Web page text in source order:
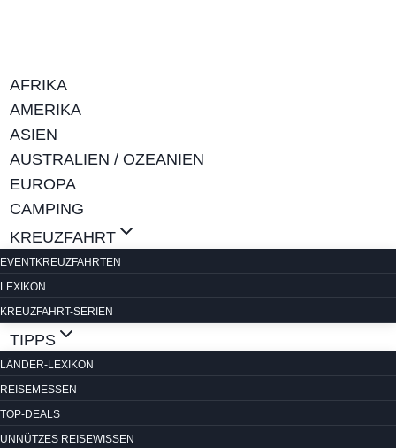
AFRIKA
AMERIKA
ASIEN
AUSTRALIEN / OZEANIEN
EUROPA
CAMPING
KREUZFAHRT
EVENTKREUZFAHRTEN
LEXIKON
KREUZFAHRT-SERIEN
TIPPS
LÄNDER-LEXIKON
REISEMESSEN
TOP-DEALS
UNNÜTZES REISEWISSEN